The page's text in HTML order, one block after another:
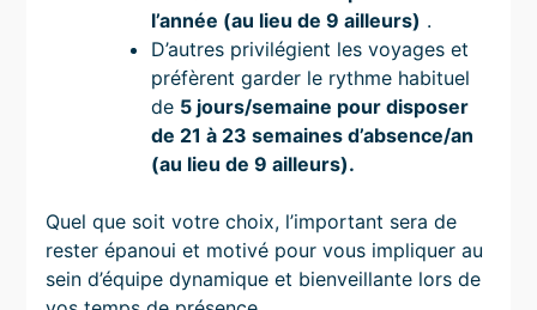
l’année (au lieu de 9 ailleurs) .
D’autres privilégient les voyages et
préfèrent garder le rythme habituel
de 5 jours/semaine pour disposer
de 21 à 23 semaines d’absence/an
(au lieu de 9 ailleurs).
Quel que soit votre choix, l’important sera de
rester épanoui et motivé pour vous impliquer au
sein d’équipe dynamique et bienveillante lors de